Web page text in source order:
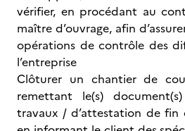
vérifier, en procédant au
maître d’ouvrage, afin
opérations de contrôle des
l’entreprise
Clôturer un chantier de
remettant le(s)
travaux / d’attestation de fin